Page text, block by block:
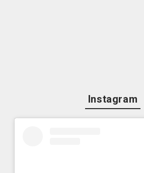
Instagram